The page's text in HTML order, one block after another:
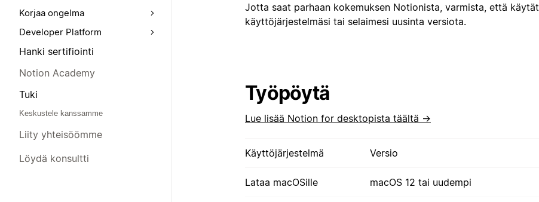
Korjaa ongelma
Developer Platform
Hanki sertifiointi
Notion Academy
Tuki
Keskustele kanssamme
Liity yhteisöömme
Löydä konsultti
Jotta saat parhaan kokemuksen Notionista, varmista, että käytät
käyttöjärjestelmäsi tai selaimesi uusinta versiota.
Työpöytä
Lue lisää Notion for desktopista täältä →
Käyttöjärjestelmä Versio
Lataa macOSille macOS 12 tai uudempi